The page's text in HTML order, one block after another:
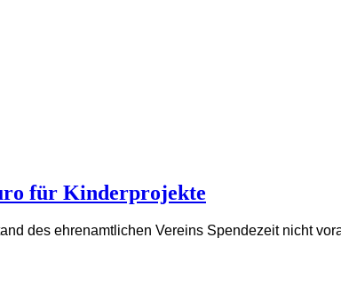
für Kinderprojekte
des ehrenamtlichen Vereins Spendezeit nicht